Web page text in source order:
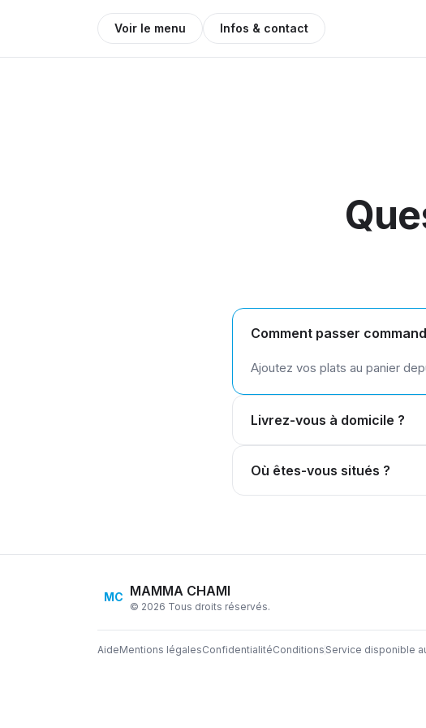
Voir le menu Infos & contact
Comment passer
Ajoutez vos plats au panier
Livrez-vous à domicile ?
Où êtes-vous situés ?
MC MAMMA CHAMI
© 2026 Tous droits réservés.
AideMentions légalesConfidentialitéConditions Service disponible